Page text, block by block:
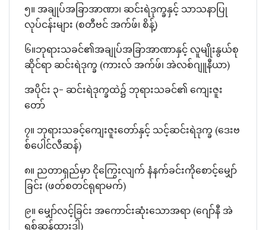
၅။ အချုပ်အခြာအာဏာ၊ ဆင်းရဲဒုက္ခနှင့် သာသနာပြု
လုပ်ငန်းများ (စတီဗင် အက်ဖ်၊ စိန့်)
၆။ဘုရားသခင်၏အချုပ်အခြာအာဏာနှင့် လူမျိုးနွယ်စု
ဆိုင်ရာ ဆင်းရဲဒုက္ခ (ကားလ် အက်ဖ်၊ အဲလစ်ဂျူနီယာ)
အပိုင်း ၃- ဆင်းရဲဒုက္ခထဲ၌ ဘုရားသခင်၏ ကျေးဇူး
တော်
၇။ ဘုရားသခင့်ကျေးဇူးတော်နှင့် သင့်ဆင်းရဲဒုက္ခ (ဒေးဗ
စ်ပေါင်လီဆန်)
၈။ ညတာရှည်မှာ ငိုကြွေးလျက် နံနက်ခင်းကိုစောင့်မျှော်
ခြင်း (ဖတ်စတင်ရုရာမက်)
၉။ မျှော်လင့်ခြင်း အကောင်းဆုံးသောအရာ (ဂျော်နီ အဲ
ရစ်ဆန်ထားဒါ)